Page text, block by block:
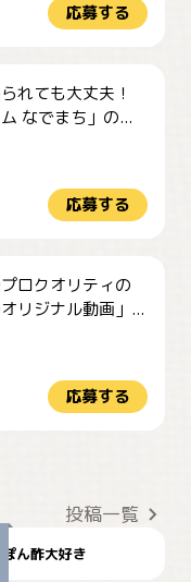
応募する
れても大丈夫！
なでまち」の...
応募する
ロクオリティの
リジナル動画」...
応募する
投稿一覧
ぽん酢大好き